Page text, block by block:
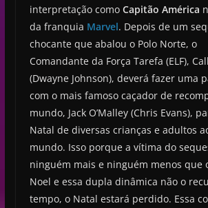
interpretação como Capitão América
da franquia Marvel. Depois de um
chocante que abalou o Polo Norte, o
Comandante da Força Tarefa (ELF),
(Dwayne Johnson), deverá fazer uma
com o mais famoso caçador de
mundo, Jack O’Malley (Chris Evans),
Natal de diversas crianças e adultos
mundo. Isso porque a vítima do
ninguém mais e ninguém menos que
Noel e essa dupla dinâmica não o
tempo, o Natal estará perdido. Essa